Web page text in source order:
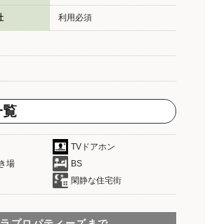
利用必須
覧
TVドアホン
場
BS
閑静な住宅街